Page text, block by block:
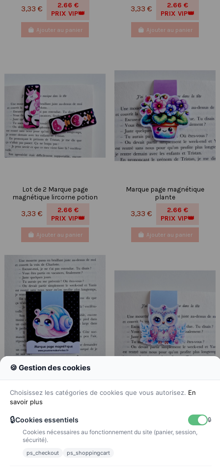
3,33 €
2.66 €
PRIX VIP👑
Ajouter au panier
3,33 €
2.66 €
PRIX VIP👑
Ajouter au panier
Lot de 2 Marque page
magnétique lircorne potion
3,33 €
2.66 €
PRIX VIP👑
Ajouter au panier
Marque page magnétique
plante
3,33 €
2.66 €
PRIX VIP👑
Ajouter au panier
Marque page magnétique
escargot
3,33 €
PRIX VIP👑
Ajouter au panier
Marque page magnétique
PRIX VIP👑
🍪 Gestion des cookies
Choisissez les catégories de cookies que vous autorisez. En
savoir plus
🔒Cookies essentiels
🔒
Cookies nécessaires au fonctionnement du site (panier, session,
sécurité).
ps_checkout ps_shoppingcart